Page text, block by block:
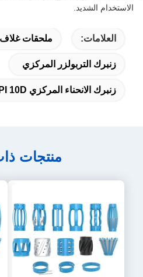
الاستخدام الشديد.
العلامات: ملحقات غلاف
زنبرك التربولزر المركزي
زنبرك الانحناء المركزي API 10D
منتجات